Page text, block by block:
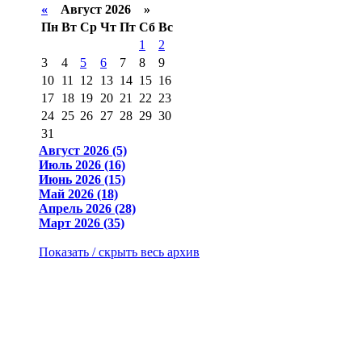
« Август 2026 »
Пн Вт Ср Чт Пт Сб Вс
1
2
3
4 5 6 7 8
9
10 11 12 13 14 15 16
17 18 19 20 21 22 23
24 25 26 27 28 29 30
31
Август 2026 (5)
Июль 2026 (16)
Июнь 2026 (15)
Май 2026 (18)
Апрель 2026 (28)
Март 2026 (35)
Показать / скрыть весь архив